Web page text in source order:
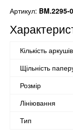
Артикул: BM.2295-
Кількість аркушів
Щільність
Розмір
Лініювання
Тип